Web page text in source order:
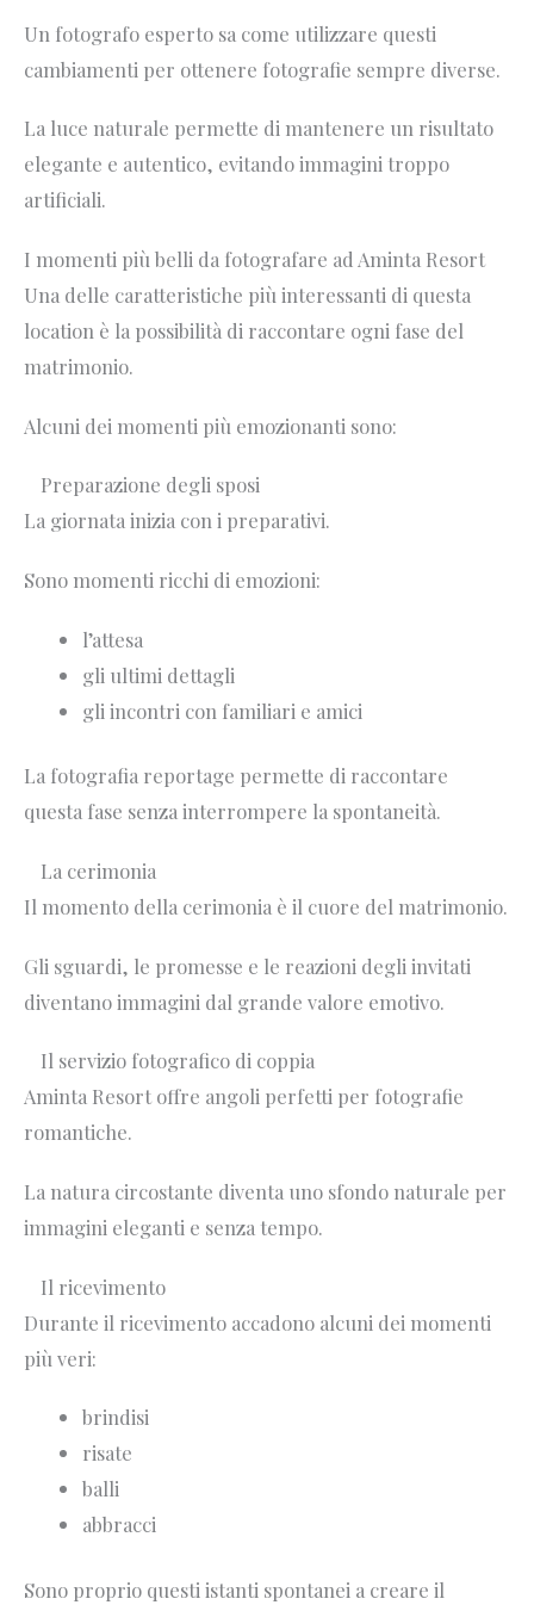
Un fotografo esperto sa come utilizzare questi
cambiamenti per ottenere fotografie sempre diverse.
La luce naturale permette di mantenere un risultato
elegante e autentico, evitando immagini troppo
artificiali.
I momenti più belli da fotografare ad Aminta Resort
Una delle caratteristiche più interessanti di questa
location è la possibilità di raccontare ogni fase del
matrimonio.
Alcuni dei momenti più emozionanti sono:
Preparazione degli sposi
La giornata inizia con i preparativi.
Sono momenti ricchi di emozioni:
l’attesa
gli ultimi dettagli
gli incontri con familiari e amici
La fotografia reportage permette di raccontare
questa fase senza interrompere la spontaneità.
La cerimonia
Il momento della cerimonia è il cuore del matrimonio.
Gli sguardi, le promesse e le reazioni degli invitati
diventano immagini dal grande valore emotivo.
Il servizio fotografico di coppia
Aminta Resort offre angoli perfetti per fotografie
romantiche.
La natura circostante diventa uno sfondo naturale per
immagini eleganti e senza tempo.
Il ricevimento
Durante il ricevimento accadono alcuni dei momenti
più veri:
brindisi
risate
balli
abbracci
Sono proprio questi istanti spontanei a creare il